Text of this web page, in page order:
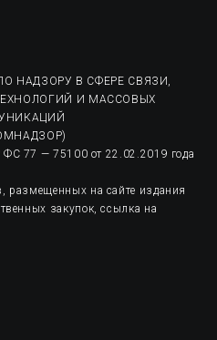
НАДЗОРУ В СФЕРЕ СВЯЗИ,
И МАССОВЫХ
77 — 75100 от 22.02.2019 года
размещенных на сайте издания
закупок, ссылка на